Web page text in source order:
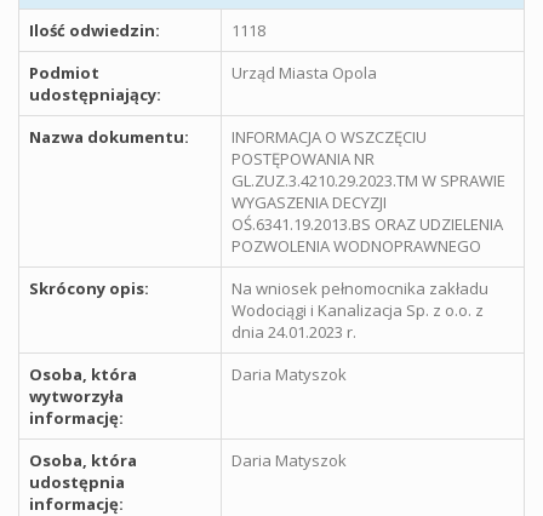
Ilość odwiedzin:
1118
Podmiot
udostępniający:
Urząd Miasta Opola
Nazwa dokumentu:
INFORMACJA O WSZCZĘCIU
POSTĘPOWANIA NR
GL.ZUZ.3.4210.29.2023.TM W SPRAWIE
WYGASZENIA DECYZJI
OŚ.6341.19.2013.BS ORAZ UDZIELENIA
POZWOLENIA WODNOPRAWNEGO
Skrócony opis:
Na wniosek pełnomocnika zakładu
Wodociągi i Kanalizacja Sp. z o.o. z
dnia 24.01.2023 r.
Osoba, która
wytworzyła
informację:
Daria Matyszok
Osoba, która
udostępnia
informację:
Daria Matyszok